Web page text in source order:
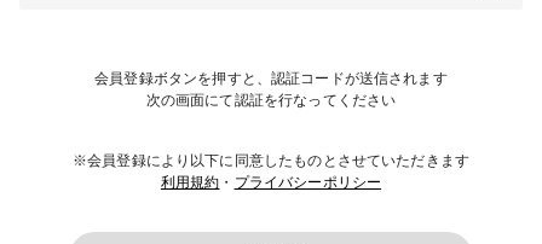
会員登録ボタンを押すと、認証コードが送信されます
次の画面にて認証を行なってください
※会員登録により以下に同意したものとさせていただきます
利用規約 ・ プライバシーポリシー